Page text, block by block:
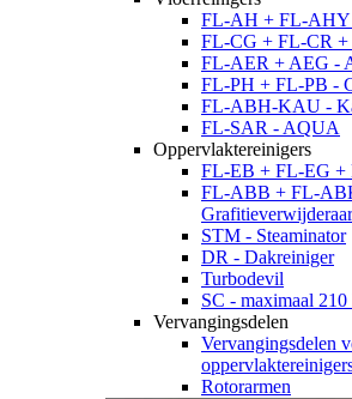
FL-AH + FL-AHY
FL-CG + FL-CR +
FL-AER + AEG -
FL-PH + FL-PB -
FL-ABH-KAU -
FL-SAR - AQUA
Oppervlaktereinigers
FL-EB + FL-EG +
FL-ABB + FL-
Grafitieverwijderaar
STM - Steaminator
DR - Dakreiniger
Turbodevil
SC - maximaal 210
Vervangingsdelen
Vervangingsdelen
Rotorarmen